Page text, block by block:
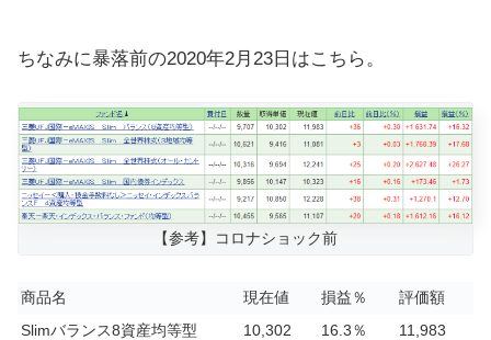
ちなみに暴落前の2020年2月23日はこちら。
【参考】コロナショック前
商品名 現在値 損益％
評価額
Slimバランス8資産均等型
10,302 16.3％
11,983